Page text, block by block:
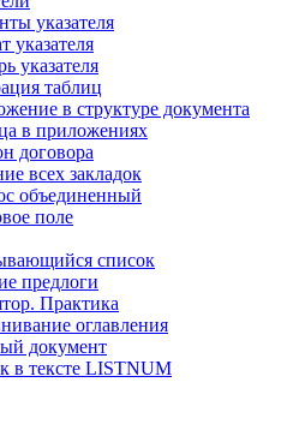
указателя
указателя
указателя
таблиц
в структуре документа
в приложениях
договора
всех закладок
объединенный
поле
список
предлоги
Практика
оглавления
документ
в тексте LISTNUM